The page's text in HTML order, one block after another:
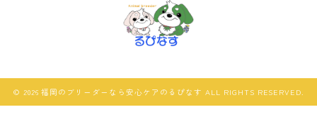
© 2026 福岡のブリーダーなら安心ケアのるぴなす ALL RIGHTS RESERVED.